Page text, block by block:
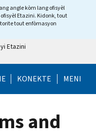
angle kòm lang ofisyèl
Etazini. Kidonk, tout
tout enfòmasyon
Etazini
Help Menu
KONEKTE MENI
and